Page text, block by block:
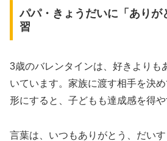
パパ・きょうだいに「ありが
習
3歳のバレンタインは、好きよりも
いています。家族に渡す相手を決
形にすると、子どもも達成感を得や
言葉は、いつもありがとう、だい